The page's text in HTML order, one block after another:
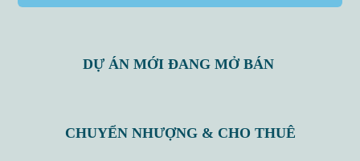
DỰ ÁN MỚI ĐANG MỞ BÁN
CHUYỂN NHƯỢNG & CHO THUÊ